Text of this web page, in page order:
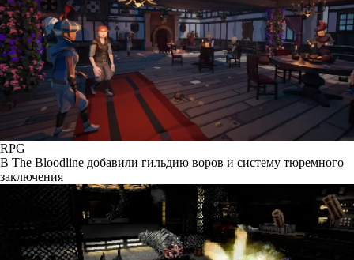
RPG
В The Bloodline добавили гильдию воров и систему тюремного
заключения